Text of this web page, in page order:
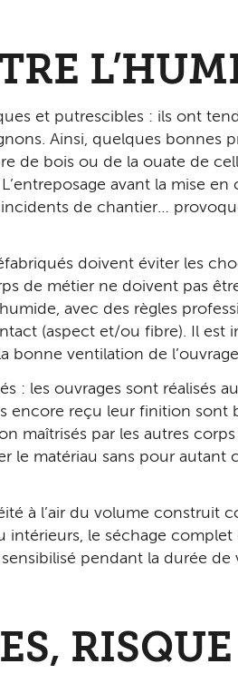
et putrescibles : ils ont
Ainsi, quelques bonnes
de bois ou de la ouate de
avant la mise
de chantier…
doivent éviter les
de métier ne doivent pas
avec des règles
(aspect et/ou fibre). Il est
bonne ventilation de
: les ouvrages sont réalisés
encore reçu leur finition sont
maîtrisés par les autres
le matériau sans pour autant
à l’air du volume construit
intérieurs, le séchage
pendant la durée de